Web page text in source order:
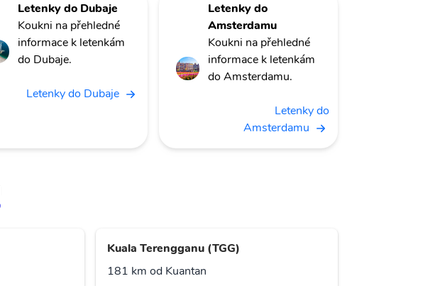
Letenky do Dubaje
Koukni na přehledné
informace k letenkám
do Dubaje.
Letenky do Dubaje
Letenky do
Amsterdamu
Koukni na přehledné
informace k letenkám
do Amsterdamu.
Letenky do
Amsterdamu
Kuala Terengganu (TGG)
181 km od Kuantan